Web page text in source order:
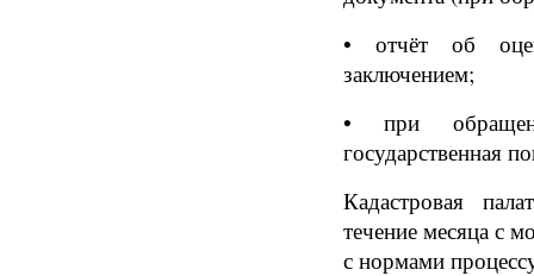
• отчёт об
заключением;
• при
государственная
Кадастровая
течение месяца с
с нормами